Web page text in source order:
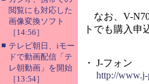
閲覧にも対応した
画像変換ソフト
［14:56］
■ テレビ朝日、iモー
ドで動画配信「テ
レ朝動画」を開始
［13:54］
なお、V-
トでも購入申
・ J-フォン
http://www.j-